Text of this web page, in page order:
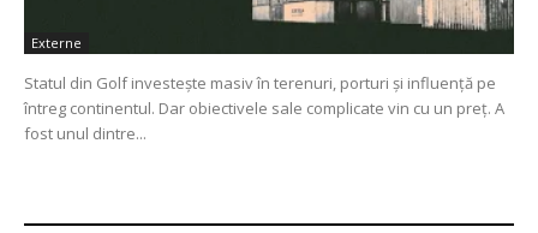
Externe
Statul din Golf investește masiv în terenuri, porturi și influență pe
întreg continentul. Dar obiectivele sale complicate vin cu un preț. A
fost unul dintre...